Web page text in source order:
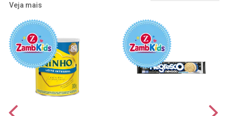
Veja mais